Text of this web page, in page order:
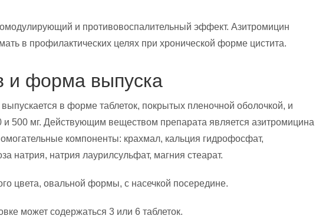
и противовоспалительный эффект. Азитромицин
в профилактических целях при хронической форме цистита.
и форма выпуска
в форме таблеток, покрытых пленочной оболочкой, и
и 500 мг. Действующим веществом препарата является азитромицина
компоненты: крахмал, кальция гидрофосфат,
натрия, натрия лаурилсульфат, магния стеарат.
цвета, овальной формы, с насечкой посередине.
может содержаться 3 или 6 таблеток.